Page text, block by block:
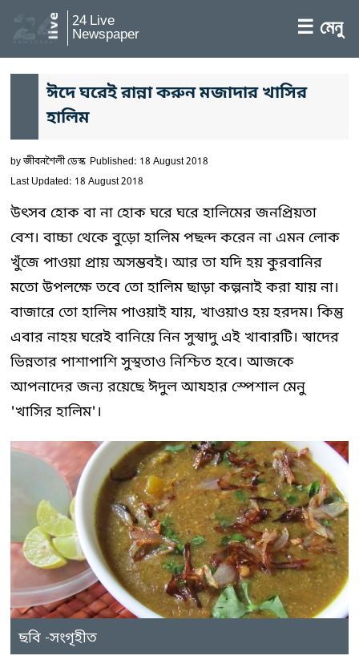
24 Live
Newspaper ☰ মেনু
ঈদে ঘরেই রান্না করুন মজাদার খাসির
হালিম
byজীবনশৈলী ডেস্ক Published: 18 August 2018
Last Updated: 18 August 2018
উৎসব হোক বা না হোক ঘরে ঘরে হালিমের জনপ্রিয়তা
বেশ। বাচ্চা থেকে বুড়ো হালিম পছন্দ করেন না এমন লোক
খুঁজে পাওয়া প্রায় অসম্ভবই। আর তা যদি হয় কুরবানির
মতো উপলক্ষে তবে তো হালিম ছাড়া কল্পনাই করা যায় না।
বাজারে তো হালিম পাওয়াই যায়, খাওয়াও হয় হরদম। কিন্তু
এবার নাহয় ঘরেই বানিয়ে নিন সুস্বাদু এই খাবারটি। স্বাদের
ভিন্নতার পাশাপাশি সুস্থতাও নিশ্চিত হবে। আজকে
আপনাদের জন্য রয়েছে ঈদুল আযহার স্পেশাল মেনু
'খাসির হালিম'।
ছবি -সংগৃহীত